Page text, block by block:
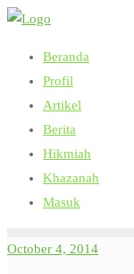
Skip
content
Beranda
Profil
Artikel
Berita
Hikmiah
Khazanah
Masuk
October 4, 2014